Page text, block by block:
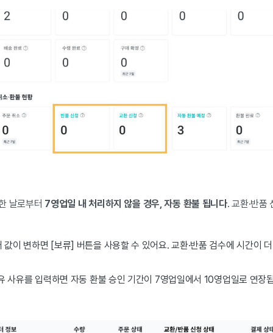
날로부터 7영업일 내 처리하지 않을 경우, 자동 환불 됩니다. 교환·반품
값이 변하면 [보류] 버튼을 사용할 수 있어요.교환·반품 검수에 시간이
사유를 입력하면 자동 환불 승인 기간이 7영업일에서 10영업일로 연장